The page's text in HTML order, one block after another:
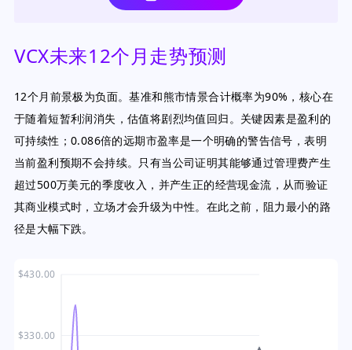
VCX未来12个月走势预测
12个月前景极为负面。基准和熊市情景合计概率为90%，核心在
于随着短暂利润消失，估值将剧烈均值回归。关键因素是盈利的
可持续性；0.086倍的远期市盈率是一个明确的警告信号，表明
当前盈利预期不会持续。只有当公司证明其能够通过管理费产生
超过500万美元的季度收入，并产生正的经营现金流，从而验证
其商业模式时，立场才会升级为中性。在此之前，阻力最小的路
径是大幅下跌。
$330.00
$430.00